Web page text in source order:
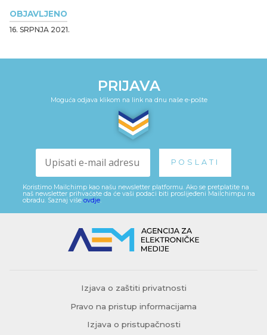
OBJAVLJENO
16. SRPNJA 2021.
PRIJAVA
Moguća odjava klikom na link na dnu naše e-pošte
Koristimo Mailchimp kao našu newsletter platformu. Ako se pretplatite na
naš newsletter prihvaćate da će vaši podaci biti proslijeđeni Mailchimpu na
obradu. Saznaj više ovdje.
Izjava o zaštiti privatnosti
Pravo na pristup informacijama
Izjava o pristupačnosti